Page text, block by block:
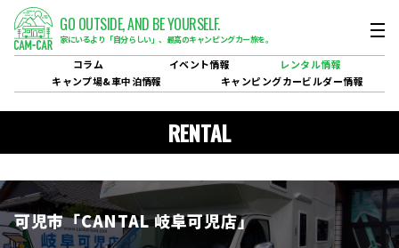
GO OUTSIDE,AND BE YOURSELF.
家にいるより「自分らしい」、 最高のキャンピングカー旅を。
コラム イベント情報 レンタル情報
キャンプ場&車中泊情報 キャンピングカービルダー情報
RENTAL
可児市「CANTAL 岐阜可児店」